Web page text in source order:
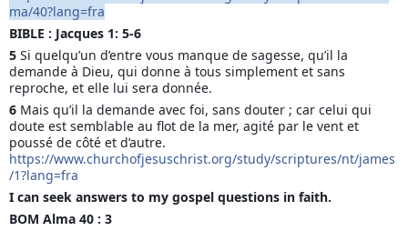
ma/40?lang=fra
BIBLE : Jacques 1: 5-6
5 Si quelqu’un d’entre vous manque de sagesse, qu’il la
demande à Dieu, qui donne à tous simplement et sans
reproche, et elle lui sera donnée.
6 Mais qu’il la demande avec foi, sans douter ; car celui qui
doute est semblable au flot de la mer, agité par le vent et
https://www.churchofjesuschrist.org/study/scriptures/nt/james
/1?lang=fra
I can seek answers to my gospel questions in faith.
BOM Alma 40 : 3